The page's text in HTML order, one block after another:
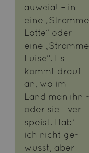
au­weia! – in
eine „Stram­me
Lotte“ oder
eine „Stram­me
Luise“. Es
kommt drauf
an, wo im
Land man ihn -
oder sie - ver­
speist. Hab‘
ich nicht ge­
wusst, aber